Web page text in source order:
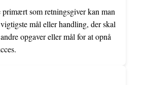
primært som retningsgiver kan man
mål eller handling, der skal
opgaver eller mål for at opnå